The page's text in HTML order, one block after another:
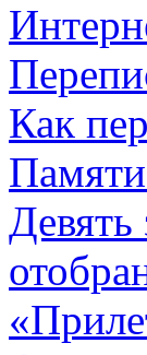
Как
Девять